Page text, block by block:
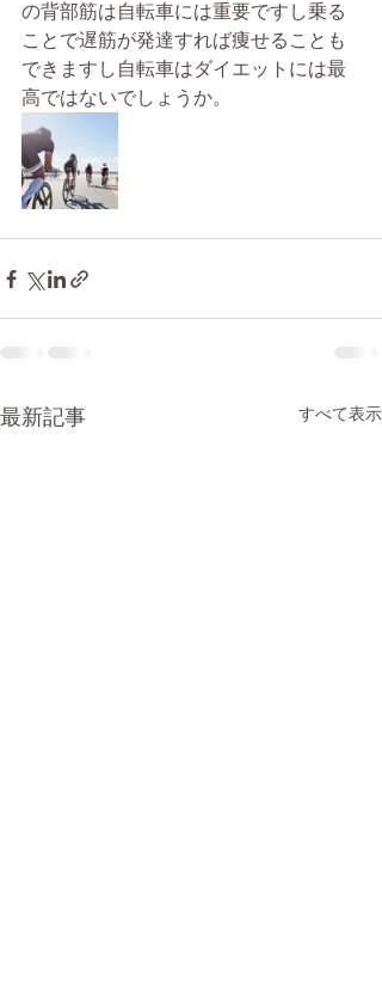
の背部筋は自転車には重要ですし乗る
ことで遅筋が発達すれば痩せることも
できますし自転車はダイエットには最
高ではないでしょうか。
最新記事 すべて表示